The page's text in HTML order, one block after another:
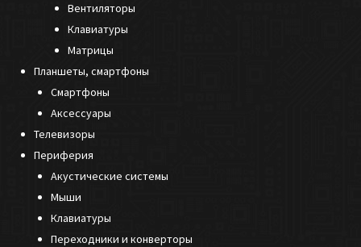
Вентиляторы
Клавиатуры
Матрицы
Планшеты, смартфоны
Смартфоны
Аксессуары
Телевизоры
Периферия
Акустические системы
Мыши
Клавиатуры
Переходники и конверторы